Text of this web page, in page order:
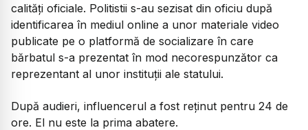
calități oficiale. Politistii s-au sezisat din oficiu după
identificarea în mediul online a unor materiale video
publicate pe o platformă de socializare în care
bărbatul s-a prezentat în mod necorespunzător ca
reprezentant al unor instituții ale statului.
După audieri, influencerul a fost reținut pentru 24 de
ore. El nu este la prima abatere.